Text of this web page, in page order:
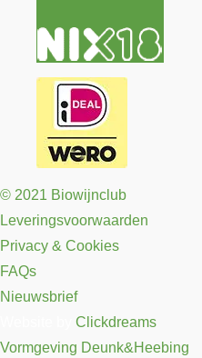
© 2021 Biowijnclub
Leveringsvoorwaarden
Privacy & Cookies
FAQs
Nieuwsbrief
Clickdreams
Vormgeving Deunk&Heebing